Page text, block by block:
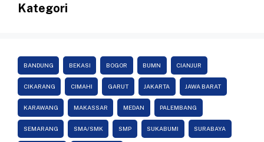
Kategori
BANDUNG BEKASI BOGOR BUMN CIANJUR
CIKARANG CIMAHI GARUT JAKARTA JAWA BARAT
KARAWANG MAKASSAR MEDAN PALEMBANG
SEMARANG SMA/SMK SMP SUKABUMI SURABAYA